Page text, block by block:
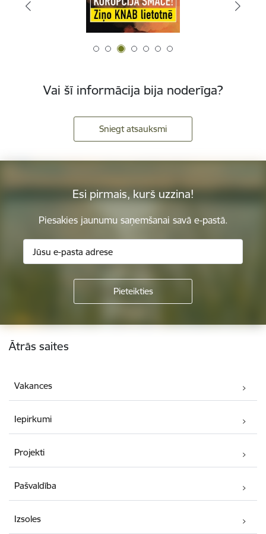
Vai šī informācija bija noderīga?
Sniegt atsauksmi
Esi pirmais, kurš uzzina!
Piesakies jaunumu saņemšanai savā e-pastā.
Kājene
Ātrās saites
Vakances
Iepirkumi
Projekti
Pašvaldība
Izsoles